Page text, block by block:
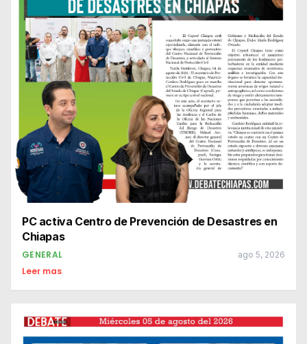
PC activa Centro de Prevención de Desastres en
Chiapas
GENERAL ago 5, 2026
Leer mas